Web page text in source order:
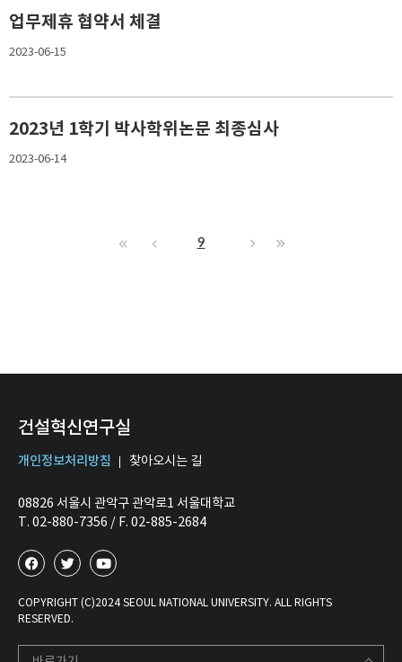
업무제휴 협약서 체결
2023-06-15
2023년 1학기 박사학위논문 최종심사
2023-06-14
9
건설혁신연구실
개인정보처리방침 찾아오시는 길
08826 서울시 관악구 관악로1 서울대학교
T. 02-880-7356 / F. 02-885-2684
COPYRIGHT (C)2024 SEOUL NATIONAL UNIVERSITY. ALL RIGHTS
RESERVED.